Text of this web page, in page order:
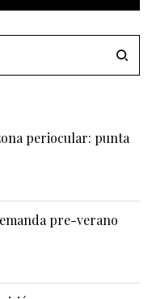
periocular: punta
pre-verano